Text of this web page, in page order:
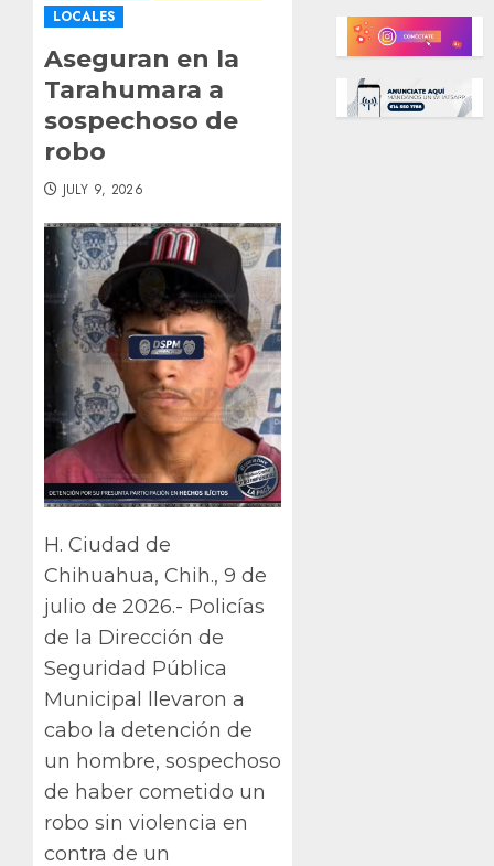
LOCALES
Aseguran en la
Tarahumara a
sospechoso de
robo
JULY 9, 2026
H. Ciudad de
Chihuahua, Chih., 9 de
julio de 2026.- Policías
de la Dirección de
Seguridad Pública
Municipal llevaron a
cabo la detención de
un hombre, sospechoso
de haber cometido un
robo sin violencia en
contra de un